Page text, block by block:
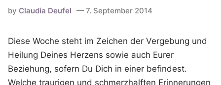
d
n
byClaudia Deufel 7. September 2014
Diese Woche steht im Zeichen der Vergebung und
Heilung Deines Herzens sowie auch Eurer
Beziehung, sofern Du Dich in einer befindest.
Welche traurigen und schmerzhalften Erinnerungen